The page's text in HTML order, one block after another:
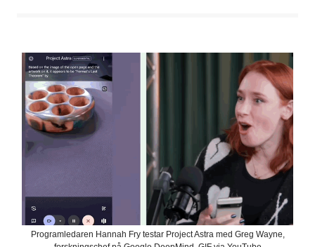
Programledaren Hannah Fry testar Project Astra med Greg Wayne,